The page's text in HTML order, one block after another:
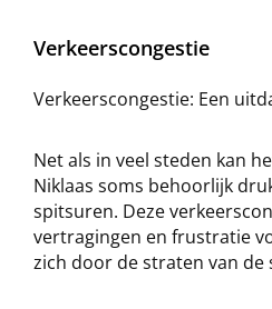
Verkeerscongestie
Verkeerscongestie: Een
Net als in veel steden kan
Niklaas soms behoorlijk
spitsuren. Deze
vertragingen en frustratie
zich door de straten van de